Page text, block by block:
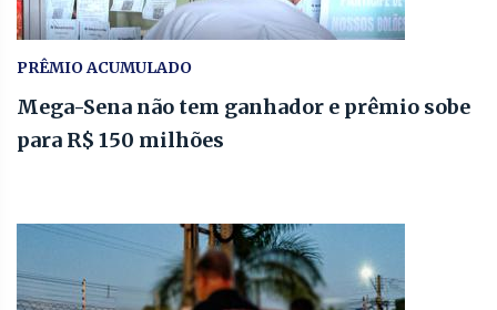
PRÊMIO ACUMULADO
Mega-Sena não tem ganhador e prêmio sobe
para R$ 150 milhões